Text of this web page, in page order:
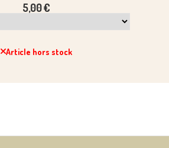
5,00€
Article hors stock